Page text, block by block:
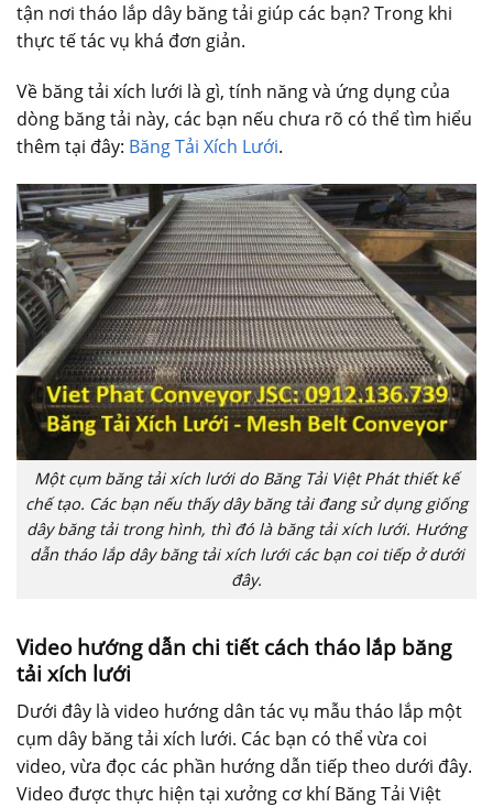
tận nơi tháo lắp dây băng tải giúp các bạn? Trong khi
thực tế tác vụ khá đơn giản.
Về băng tải xích lưới là gì, tính năng và ứng dụng của
dòng băng tải này, các bạn nếu chưa rõ có thể tìm hiểu
thêm tại đây: Băng Tải Xích Lưới.
Một cụm băng tải xích lưới do Băng Tải Việt Phát thiết kế
chế tạo. Các bạn nếu thấy dây băng tải đang sử dụng giống
dây băng tải trong hình, thì đó là băng tải xích lưới. Hướng
dẫn tháo lắp dây băng tải xích lưới các bạn coi tiếp ở dưới
đây.
Video hướng dẫn chi tiết cách tháo lắp băng
tải xích lưới
Dưới đây là video hướng dân tác vụ mẫu tháo lắp một
cụm dây băng tải xích lưới. Các bạn có thể vừa coi
video, vừa đọc các phần hướng dẫn tiếp theo dưới đây.
Video được thực hiện tại xưởng cơ khí Băng Tải Việt